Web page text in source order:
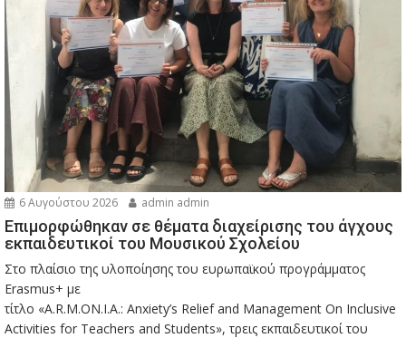
6 Αυγούστου 2026 admin admin
Eπιμορφώθηκαν σε θέματα διαχείρισης του άγχους
εκπαιδευτικοί του Μουσικού Σχολείου
Στο πλαίσιο της υλοποίησης του ευρωπαϊκού προγράμματος
Erasmus+ με
τίτλο «A.R.M.ON.I.A.: Anxiety’s Relief and Management On Inclusive
Activities for Teachers and Students», τρεις εκπαιδευτικοί του